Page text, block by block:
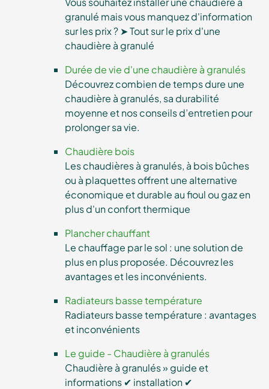
granulé mais vous manquez d'information
sur les prix ? ➤ Tout sur le prix d'une
chaudière à granulé
Durée de vie d'une chaudière à granulés
Découvrez combien de temps dure une
chaudière à granulés, sa durabilité
moyenne et nos conseils d’entretien pour
prolonger sa vie.
Chaudière bois
Les chaudières à granulés, à bois bûches
ou à plaquettes offrent une alternative
économique et durable au fioul ou gaz en
plus d'un confort thermique
Plancher chauffant
Le chauffage par le sol : une solution de
plus en plus proposée. Découvrez les
avantages et les inconvénients.
Radiateurs basse température
Radiateurs basse température : avantages
et inconvénients
Le guide - Chaudière à granulés
Chaudière à granulés » guide et
informations ✔ installation ✔